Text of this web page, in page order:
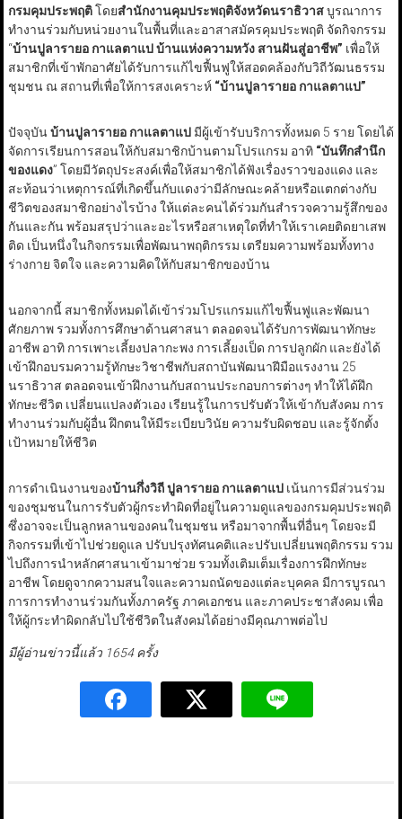
กรมคุมประพฤติโดยสำนักงานคุมประพฤติจังหวัดนราธิวาสบูรณาการ
ทำงานร่วมกับหน่วยงานในพื้นที่และอาสาสมัครคุมประพฤติ จัดกิจกรรม
“บ้านปูลารายอ กาแลตาแป บ้านแห่งความหวัง สานฝันสู่อาชีพ” เพื่อให้
สมาชิกที่เข้าพักอาศัยได้รับการแก้ไขฟื้นฟูให้สอดคล้องกับวิถีวัฒนธรรม
ชุมชน ณ สถานที่เพื่อให้การสงเคราะห์ “บ้านปูลารายอ กาแลตาแป”
ปัจจุบันบ้านปูลารายอ กาแลตาแปมีผู้เข้ารับบริการทั้งหมด 5 ราย โดยได้
จัดการเรียนการสอนให้กับสมาชิกบ้านตามโปรแกรม อาทิ “บันทึกสำนึก
ของแดง” โดยมีวัตถุประสงค์เพื่อให้สมาชิกได้ฟังเรื่องราวของแดง และ
สะท้อนว่าเหตุการณ์ที่เกิดขึ้นกับแดงว่ามีลักษณะคล้ายหรือแตกต่างกับ
ชีวิตของสมาชิกอย่างไรบ้าง ให้แต่ละคนได้ร่วมกันสำรวจความรู้สึกของ
กันและกัน พร้อมสรุปว่าและอะไรหรือสาเหตุใดที่ทำให้เราเคยติดยาเสพ
ติด เป็นหนึ่งในกิจกรรมเพื่อพัฒนาพฤติกรรม เตรียมความพร้อมทั้งทาง
ร่างกาย จิตใจ และความคิดให้กับสมาชิกของบ้าน
นอกจากนี้ สมาชิกทั้งหมดได้เข้าร่วมโปรแกรมแก้ไขฟื้นฟูและพัฒนา
ศักยภาพ รวมทั้งการศึกษาด้านศาสนา ตลอดจนได้รับการพัฒนาทักษะ
อาชีพ อาทิ การเพาะเลี้ยงปลากะพง การเลี้ยงเป็ด การปลูกผัก และยังได้
เข้าฝึกอบรมความรู้ทักษะวิชาชีพกับสถาบันพัฒนาฝีมือแรงงาน 25
นราธิวาส ตลอดจนเข้าฝึกงานกับสถานประกอบการต่างๆ ทำให้ได้ฝึก
ทักษะชีวิต เปลี่ยนแปลงตัวเอง เรียนรู้ในการปรับตัวให้เข้ากับสังคม การ
ทำงานร่วมกับผู้อื่น ฝึกตนให้มีระเบียบวินัย ความรับผิดชอบ และรู้จักตั้ง
เป้าหมายให้ชีวิต
การดำเนินงานของบ้านกึ่งวิถี ปูลารายอ กาแลตาแปเน้นการมีส่วนร่วม
ของชุมชนในการรับตัวผู้กระทำผิดที่อยู่ในความดูแลของกรมคุมประพฤติ
ซึ่งอาจจะเป็นลูกหลานของคนในชุมชน หรือมาจากพื้นที่อื่นๆ โดยจะมี
กิจกรรมที่เข้าไปช่วยดูแล ปรับปรุงทัศนคติและปรับเปลี่ยนพฤติกรรม รวม
ไปถึงการนำหลักศาสนาเข้ามาช่วย รวมทั้งเติมเต็มเรื่องการฝึกทักษะ
อาชีพ โดยดูจากความสนใจและความถนัดของแต่ละบุคคล มีการบูรณา
การการทำงานร่วมกันทั้งภาครัฐ ภาคเอกชน และภาคประชาสังคม เพื่อ
ให้ผู้กระทำผิดกลับไปใช้ชีวิตในสังคมได้อย่างมีคุณภาพต่อไป
มีผู้อ่านข่าวนี้แล้ว 1654 ครั้ง